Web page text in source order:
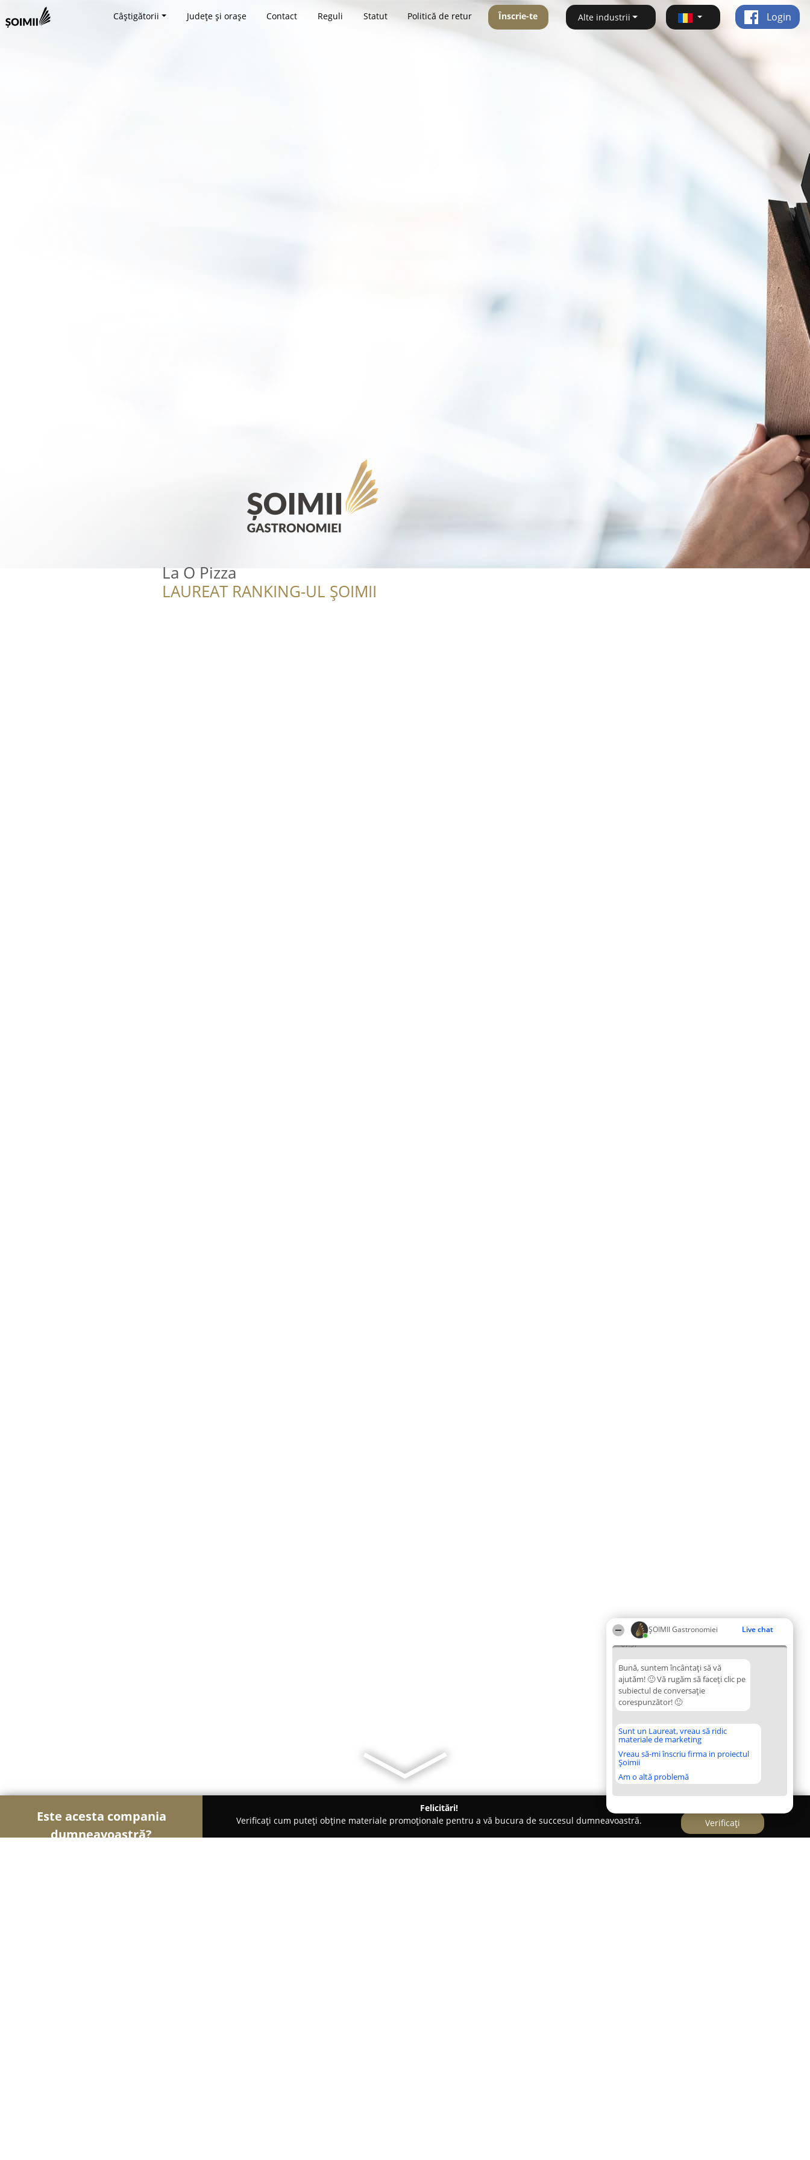
ȘOIMII Gastronomiei Live chat
07:37
Bună, suntem încântați să vă
ajutăm! 🙂 Vă rugăm să faceți clic pe
subiectul de conversație
corespunzător! 🙂
Sunt un Laureat, vreau să ridic
materiale de marketing
Vreau să-mi înscriu firma in proiectul
Șoimii
Am o altă problemă
Câștigătorii Județe și orașe Contact Reguli Statut Politică de retur Înscrie-te Alte industrii Login
La O Pizza
LAUREAT RANKING-UL ȘOIMII
Este acesta compania
dumneavoastră?
Felicitări!
Verificați cum puteți obține materiale promoționale pentru a vă bucura de succesul dumneavoastră.
Verificați